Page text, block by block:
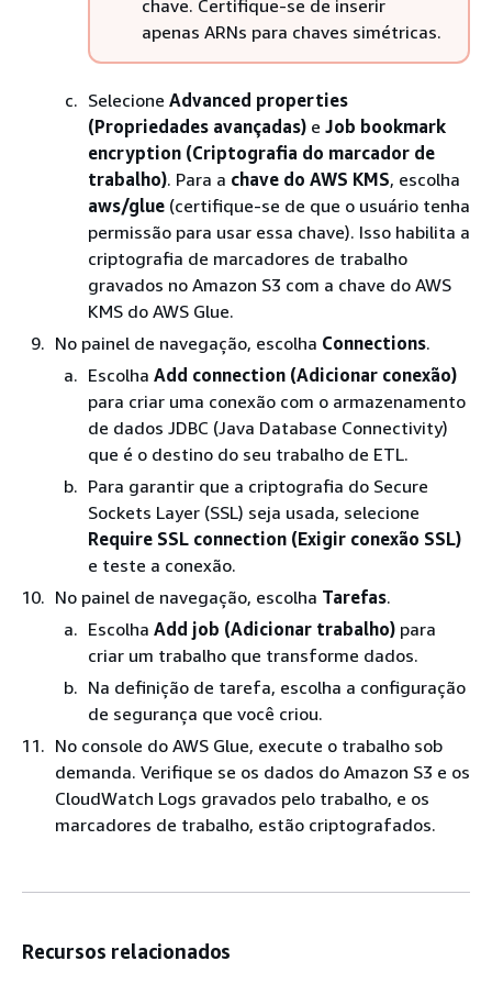
chave. Certifique-se de inserir
apenas ARNs para chaves simétricas.
Selecione Advanced properties
(Propriedades avançadas) e Job bookmark
encryption (Criptografia do marcador de
trabalho). Para a chave do AWS KMS, escolha
aws/glue (certifique-se de que o usuário tenha
permissão para usar essa chave). Isso habilita a
criptografia de marcadores de trabalho
gravados no Amazon S3 com a chave do AWS
KMS do AWS Glue.
No painel de navegação, escolha Connections.
Escolha Add connection (Adicionar conexão)
para criar uma conexão com o armazenamento
de dados JDBC (Java Database Connectivity)
que é o destino do seu trabalho de ETL.
Para garantir que a criptografia do Secure
Sockets Layer (SSL) seja usada, selecione
Require SSL connection (Exigir conexão SSL)
e teste a conexão.
No painel de navegação, escolha Tarefas.
Escolha Add job (Adicionar trabalho) para
criar um trabalho que transforme dados.
Na definição de tarefa, escolha a configuração
de segurança que você criou.
No console do AWS Glue, execute o trabalho sob
demanda. Verifique se os dados do Amazon S3 e os
CloudWatch Logs gravados pelo trabalho, e os
marcadores de trabalho, estão criptografados.
Recursos relacionados